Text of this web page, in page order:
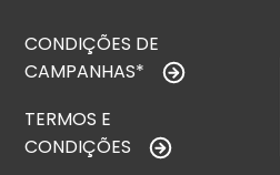
CONDIÇÕES DE
CAMPANHAS*
TERMOS E
CONDIÇÕES